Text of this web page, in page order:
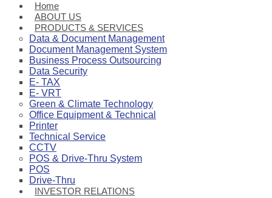
Home
ABOUT US
PRODUCTS & SERVICES
Data & Document Management
Document Management System
Business Process Outsourcing
Data Security
E- TAX
E- VRT
Green & Climate Technology
Office Equipment & Technical
Printer
Technical Service
CCTV
POS & Drive-Thru System
POS
Drive-Thru
INVESTOR RELATIONS